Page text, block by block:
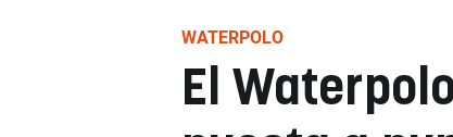
WATERPOLO
El